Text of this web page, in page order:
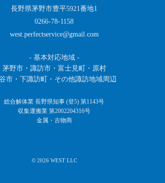
長野県茅野市豊平5921番地1
0266-78-1158
west.perfectservice@gmail.com
- 基本対応地域 -
茅野市・諏訪市・富士見町・原村
市・下諏訪町・その他諏訪地域周辺
総合解体業 長野県知事 (登5) 第1143号
収集運搬業 第2002204316号
金属・古物商
© 2026 WEST LLC